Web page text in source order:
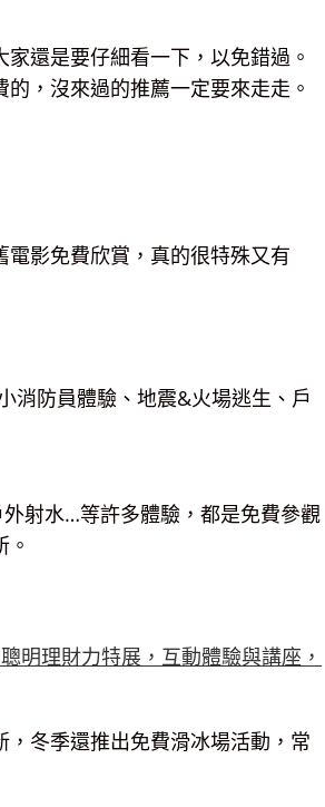
還是要仔細看一下，以免錯過。
，沒來過的推薦一定要來走走。
影免費欣賞，真的很特殊又有
射水…等許多體驗，都是免費參觀
冬季還推出免費滑冰場活動，常